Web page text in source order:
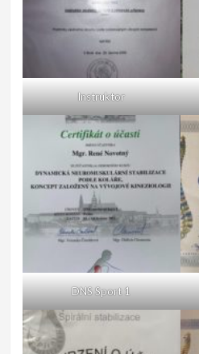
Instruktor
DNS Sport 1